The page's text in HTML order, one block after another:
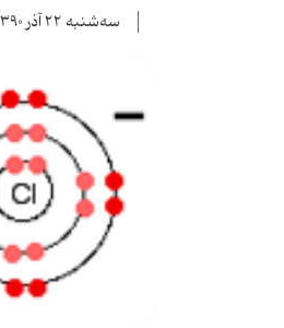
سه‌شنبه ۲۲ آذر ۱۳۹۰ - ۰۰:۰۰